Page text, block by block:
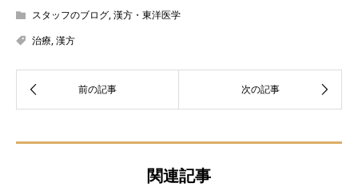
スタッフのブログ,漢方・東洋医学
治療,漢方
関連記事